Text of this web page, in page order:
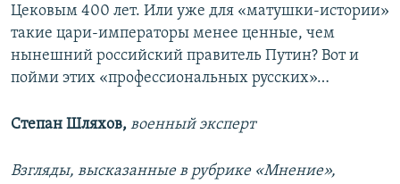
Цековым 400 лет. Или уже для «матушки-истории»
такие цари-императоры менее ценные, чем
нынешний российский правитель Путин? Вот и
пойми этих «профессиональных русских»…
Степан Шляхов, военный эксперт
Взгляды, высказанные в рубрике «Мнение»,